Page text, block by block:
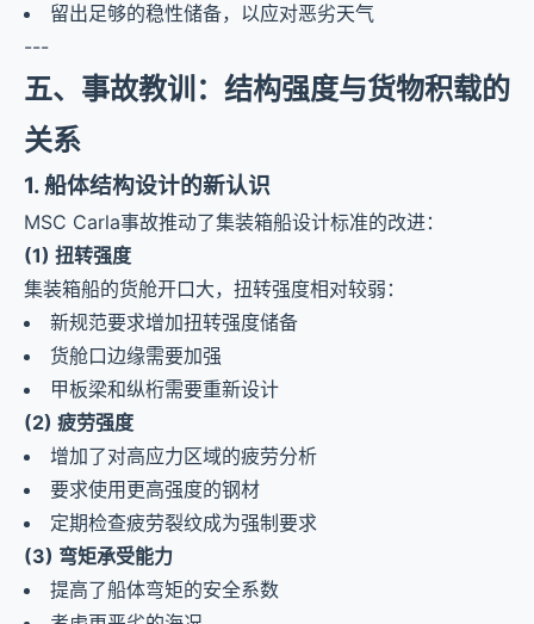
留出足够的稳性储备，以应对恶劣天气
---
五、事故教训：结构强度与货物积载的
关系
1. 船体结构设计的新认识
MSC Carla事故推动了集装箱船设计标准的改进：
(1) 扭转强度
集装箱船的货舱开口大，扭转强度相对较弱：
新规范要求增加扭转强度储备
货舱口边缘需要加强
甲板梁和纵桁需要重新设计
(2) 疲劳强度
增加了对高应力区域的疲劳分析
要求使用更高强度的钢材
定期检查疲劳裂纹成为强制要求
(3) 弯矩承受能力
提高了船体弯矩的安全系数